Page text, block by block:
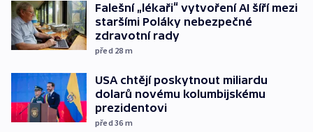
Falešní „lékaři“ vytvoření AI šíří mezi
staršími Poláky nebezpečné
zdravotní rady
před 28 m
USA chtějí poskytnout miliardu
dolarů novému kolumbijskému
prezidentovi
před 36 m